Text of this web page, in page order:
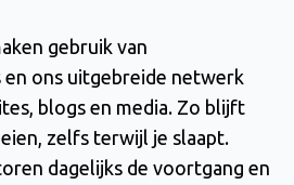
gebruik van
en ons uitgebreide netwerk
blogs en media. Zo blijft
zelfs terwijl je slaapt.
dagelijks de voortgang en